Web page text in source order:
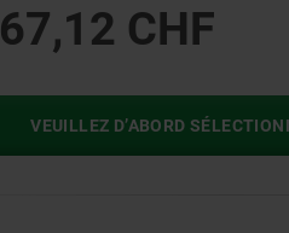
67,12 CHF
VEUILLEZ D’ABORD